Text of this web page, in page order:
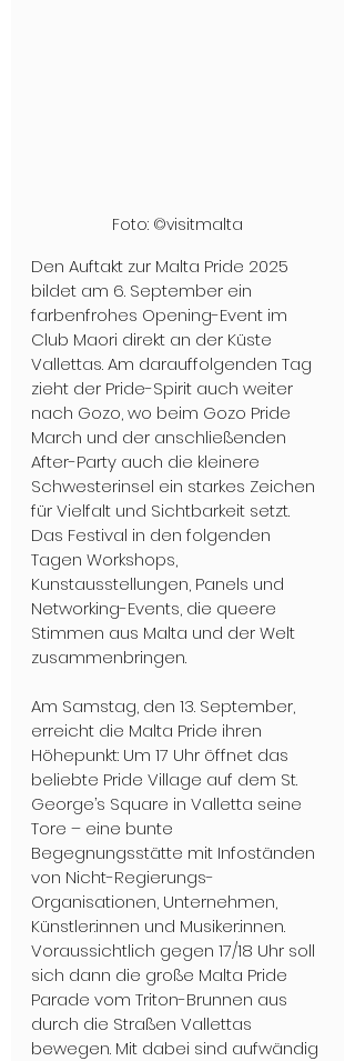
Foto: ©visitmalta
Den Auftakt zur Malta Pride 2025
bildet am 6. September ein
farbenfrohes Opening-Event im
Club Maori direkt an der Küste
Vallettas. Am darauffolgenden Tag
zieht der Pride-Spirit auch weiter
nach Gozo, wo beim Gozo Pride
March und der anschließenden
After-Party auch die kleinere
Schwesterinsel ein starkes Zeichen
für Vielfalt und Sichtbarkeit setzt.
Das Festival in den folgenden
Tagen Workshops,
Kunstausstellungen, Panels und
Networking-Events, die queere
Stimmen aus Malta und der Welt
zusammenbringen.
Am Samstag, den 13. September,
erreicht die Malta Pride ihren
Höhepunkt: Um 17 Uhr öffnet das
beliebte Pride Village auf dem St.
George’s Square in Valletta seine
Tore – eine bunte
Begegnungsstätte mit Infoständen
von Nicht-Regierungs-
Organisationen, Unternehmen,
Künstler:innen und Musiker:innen.
Voraussichtlich gegen 17/18 Uhr soll
sich dann die große Malta Pride
Parade vom Triton-Brunnen aus
durch die Straßen Vallettas
bewegen. Mit dabei sind aufwändig